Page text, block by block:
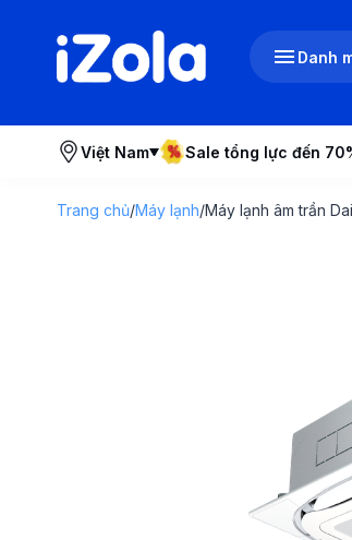
Danh
Việt Nam Sale tổng lực đến
Trang chủ/Máy lạnh/Máy lạnh âm trần